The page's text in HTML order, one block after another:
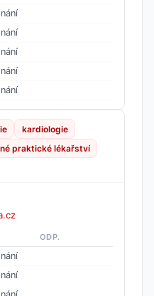
kardiologie
praktické lékařství
ODP.